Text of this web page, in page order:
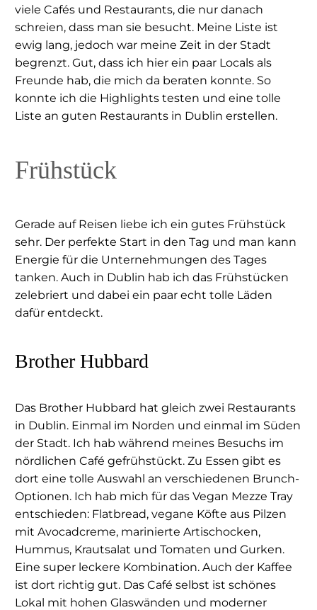
viele Cafés und Restaurants, die nur danach
schreien, dass man sie besucht. Meine Liste ist
ewig lang, jedoch war meine Zeit in der Stadt
begrenzt. Gut, dass ich hier ein paar Locals als
Freunde hab, die mich da beraten konnte. So
konnte ich die Highlights testen und eine tolle
Liste an guten Restaurants in Dublin erstellen.
Frühstück
Gerade auf Reisen liebe ich ein gutes Frühstück
sehr. Der perfekte Start in den Tag und man kann
Energie für die Unternehmungen des Tages
tanken. Auch in Dublin hab ich das Frühstücken
zelebriert und dabei ein paar echt tolle Läden
dafür entdeckt.
Brother Hubbard
Das Brother Hubbard hat gleich zwei Restaurants
in Dublin. Einmal im Norden und einmal im Süden
der Stadt. Ich hab während meines Besuchs im
nördlichen Café gefrühstückt. Zu Essen gibt es
dort eine tolle Auswahl an verschiedenen Brunch-
Optionen. Ich hab mich für das Vegan Mezze Tray
entschieden: Flatbread, vegane Köfte aus Pilzen
mit Avocadcreme, marinierte Artischocken,
Hummus, Krautsalat und Tomaten und Gurken.
Eine super leckere Kombination. Auch der Kaffee
ist dort richtig gut. Das Café selbst ist schönes
Lokal mit hohen Glaswänden und moderner